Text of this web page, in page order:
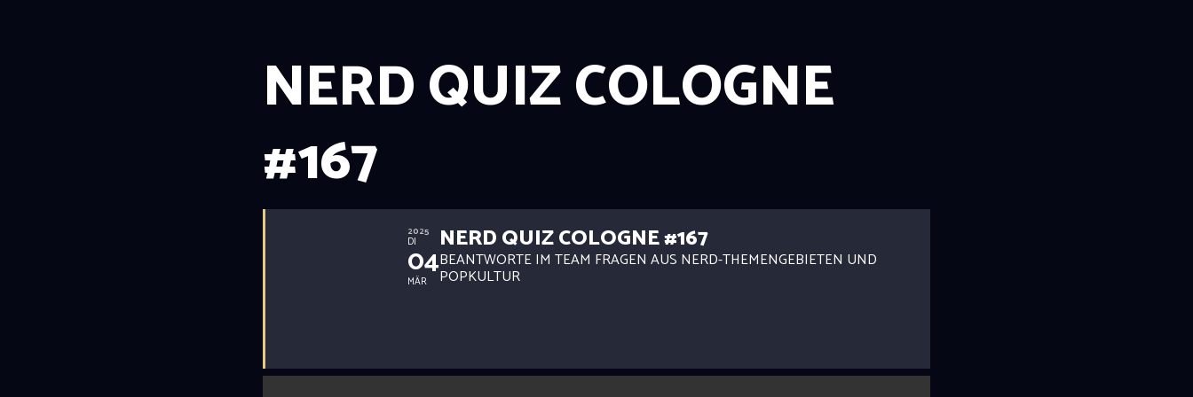
NERD QUIZ COLOGNE
#167
2025
DI
04
MÄR
NERD QUIZ COLOGNE #167
BEANTWORTE IM TEAM FRAGEN AUS NERD-THEMENGEBIETEN UND
POPKULTUR